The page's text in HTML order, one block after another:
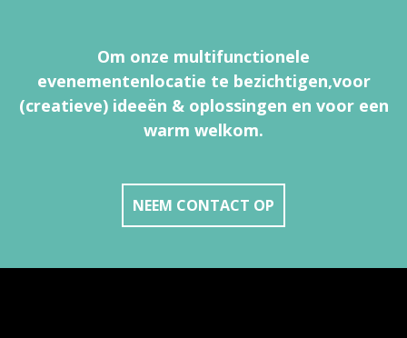
Om onze multifunctionele
evenementenlocatie te bezichtigen,voor
(creatieve) ideeën & oplossingen en voor een
warm welkom.
NEEM CONTACT OP